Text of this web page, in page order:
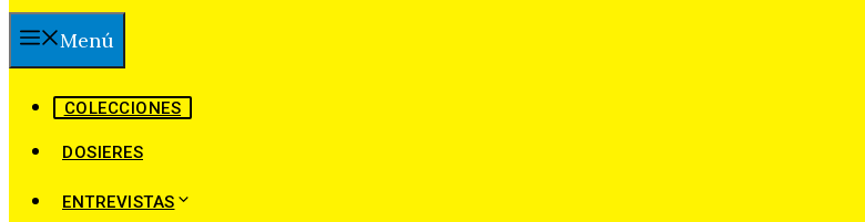
Menú
COLECCIONES
DOSIERES
ENTREVISTAS